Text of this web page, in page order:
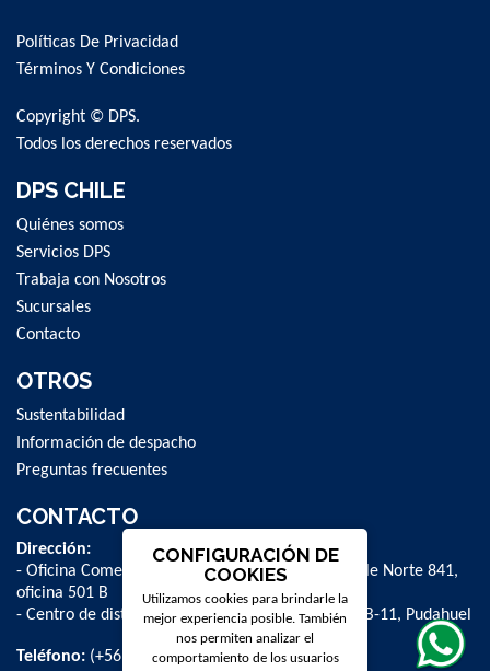
Our
Newsletter:
Políticas De Privacidad
Términos Y Condiciones
Copyright © DPS.
Todos los derechos reservados
DPS CHILE
Quiénes somos
Servicios DPS
Trabaja con Nosotros
Sucursales
Contacto
OTROS
Sustentabilidad
Información de despacho
Preguntas frecuentes
CONTACTO
Dirección:
- Oficina Comercial y administrativa: Avenida Valle Norte 841,
oficina 501 B
- Centro de distribución: La Farfana 500, bodega B-11, Pudahuel
Teléfono: (+56 2) 2 584 8900
CONFIGURACIÓN DE
COOKIES
Utilizamos cookies para brindarle la
mejor experiencia posible. También
nos permiten analizar el
comportamiento de los usuarios